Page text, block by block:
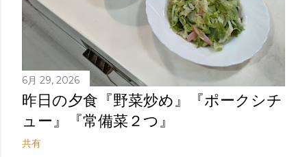
6月 29, 2026
昨日の夕食『野菜炒め』『ポークシチ
ュー』『常備菜２つ』
共有